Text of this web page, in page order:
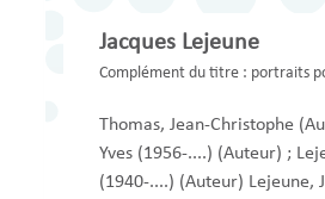
mobile
mobile
LECTURES A VUE
FONDS CDMC-MMC
Jacques Lejeune
Complément du titre : portraits
Thomas, Jean-Christophe
Yves (1956-....) (Auteur) ;
(1940-....) (Auteur) Lejeune,